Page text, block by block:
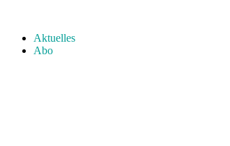
Aktuelles
Abo